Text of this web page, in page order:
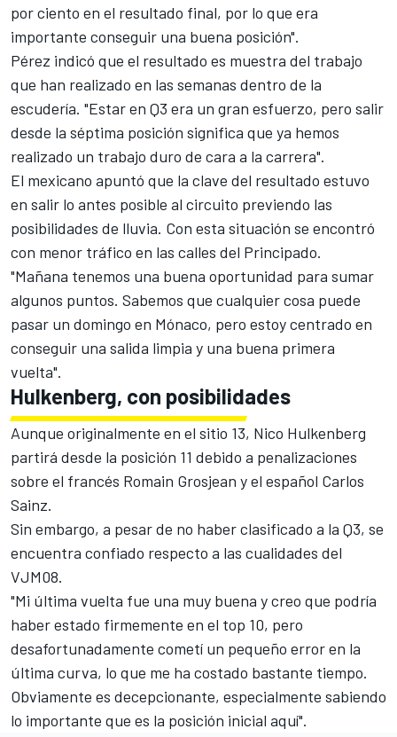
por ciento en el resultado final, por lo que era
importante conseguir una buena posición".
Pérez indicó que el resultado es muestra del trabajo
que han realizado en las semanas dentro de la
escudería. "Estar en Q3 era un gran esfuerzo, pero salir
desde la séptima posición significa que ya hemos
realizado un trabajo duro de cara a la carrera".
El mexicano apuntó que la clave del resultado estuvo
en salir lo antes posible al circuito previendo las
posibilidades de lluvia. Con esta situación se encontró
con menor tráfico en las calles del Principado.
"Mañana tenemos una buena oportunidad para sumar
algunos puntos. Sabemos que cualquier cosa puede
pasar un domingo en Mónaco, pero estoy centrado en
conseguir una salida limpia y una buena primera
vuelta".
Hulkenberg, con posibilidades
Aunque originalmente en el sitio 13, Nico Hulkenberg
partirá desde la posición 11 debido a penalizaciones
sobre el francés Romain Grosjean y el español Carlos
Sainz.
Sin embargo, a pesar de no haber clasificado a la Q3, se
encuentra confiado respecto a las cualidades del
VJM08.
"Mi última vuelta fue una muy buena y creo que podría
haber estado firmemente en el top 10, pero
desafortunadamente cometí un pequeño error en la
última curva, lo que me ha costado bastante tiempo.
Obviamente es decepcionante, especialmente sabiendo
lo importante que es la posición inicial aquí".